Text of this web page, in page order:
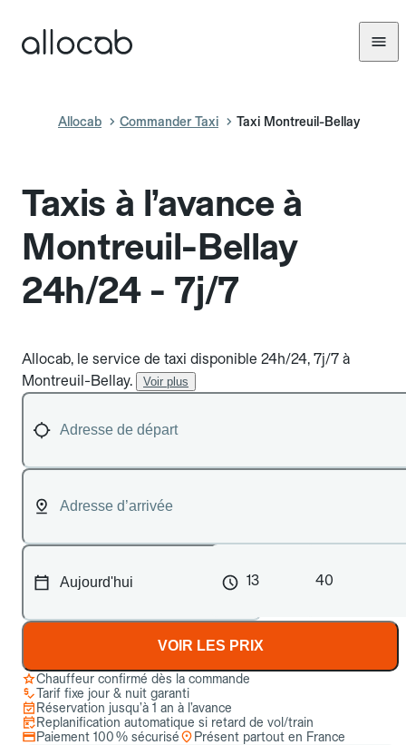
Allocab Commander Taxi Taxi Montreuil-Bellay
Taxis à l’avance à
Montreuil-Bellay
24h/24 - 7j/7
Allocab, le service de taxi disponible 24h/24, 7j/7 à
Montreuil-Bellay.
Voir plus
13 40
VOIR LES PRIX
Chauffeur confirmé dès la commande
Tarif fixe jour & nuit garanti
Réservation jusqu’à 1 an à l’avance
Replanification automatique si retard de vol/train
Paiement 100 % sécurisé
Présent partout en France